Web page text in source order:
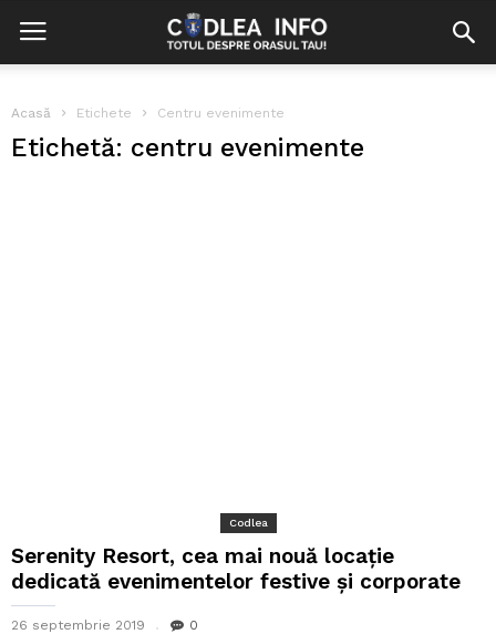
Acasă Etichete Centru evenimente
Etichetă: centru evenimente
Codlea
Serenity Resort, cea mai nouă locație
dedicată evenimentelor festive și corporate
26 septembrie 2019 0